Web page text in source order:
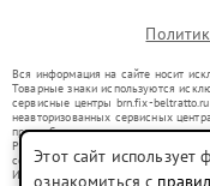
Вся информация на сайте носит
Товарные знаки используются
сервисные центры brn.fix-beltratto.ru
неавторизованных сервисных
правообладателями товарных
Ремонт осуществляется для
со статьей 1487 ГК РФ.
Использование товарных знаков не
Этот сайт
ознакомиться с